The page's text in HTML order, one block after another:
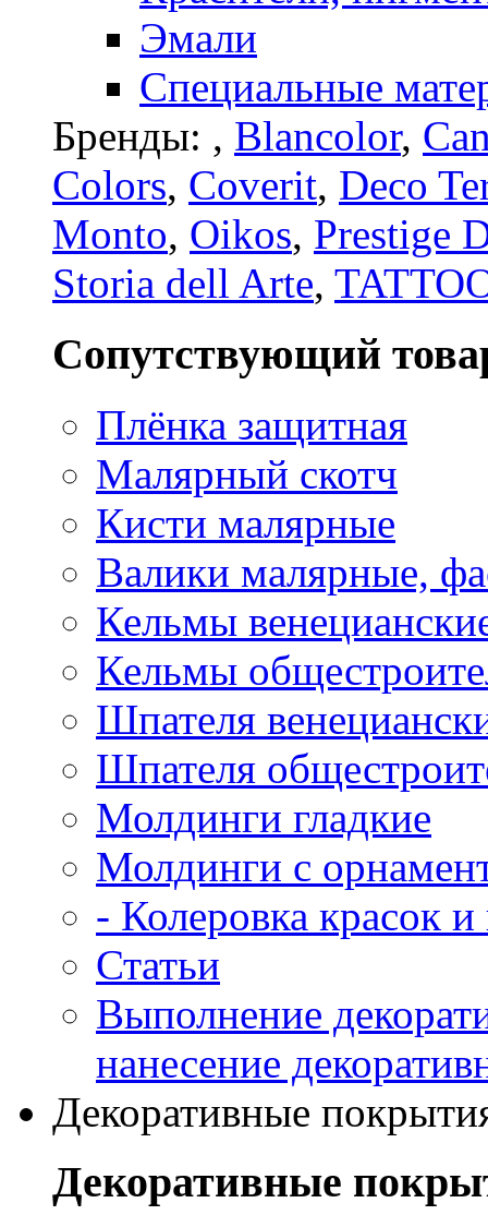
Эмали
Специальные
Бренды: , Blancolor,
Colors, Coverit, Deco
Monto, Oikos, Prestige
Storia dell Arte,
Сопутствующий
Плёнка защитная
Малярный скотч
Кисти малярные
Валики малярные,
Кельмы
Кельмы
Шпателя
Шпателя
Молдинги гладкие
Молдинги с
- Колеровка красок
Статьи
Выполнение
нанесение
Декоративные
Декоративные